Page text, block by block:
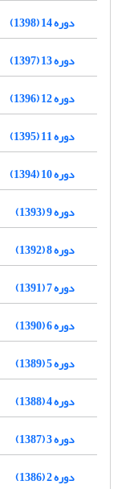
دوره 14 (1398)
دوره 13 (1397)
دوره 12 (1396)
دوره 11 (1395)
دوره 10 (1394)
دوره 9 (1393)
دوره 8 (1392)
دوره 7 (1391)
دوره 6 (1390)
دوره 5 (1389)
دوره 4 (1388)
دوره 3 (1387)
دوره 2 (1386)